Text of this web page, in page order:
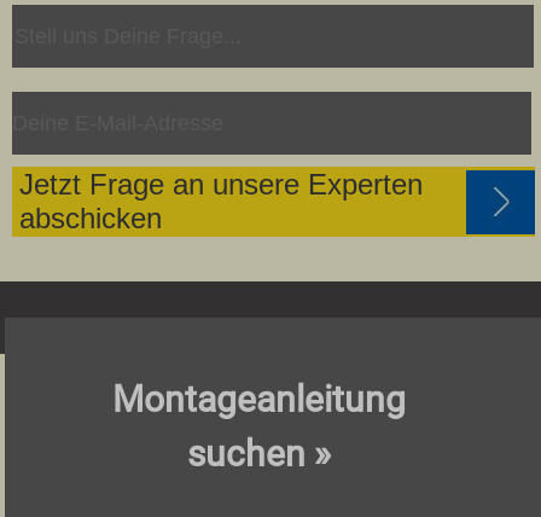
Jetzt Frage an unsere Experten
abschicken
Montageanleitung
suchen »